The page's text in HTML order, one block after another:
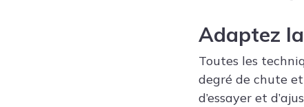
Adaptez
Toutes les
degré de chute
d’essayer et